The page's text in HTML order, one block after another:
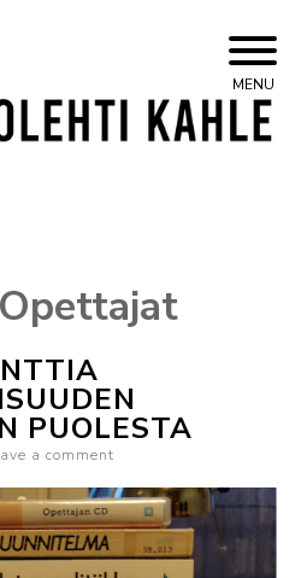
to
content
MENU
Opettajat
PUOLESTA
a comment